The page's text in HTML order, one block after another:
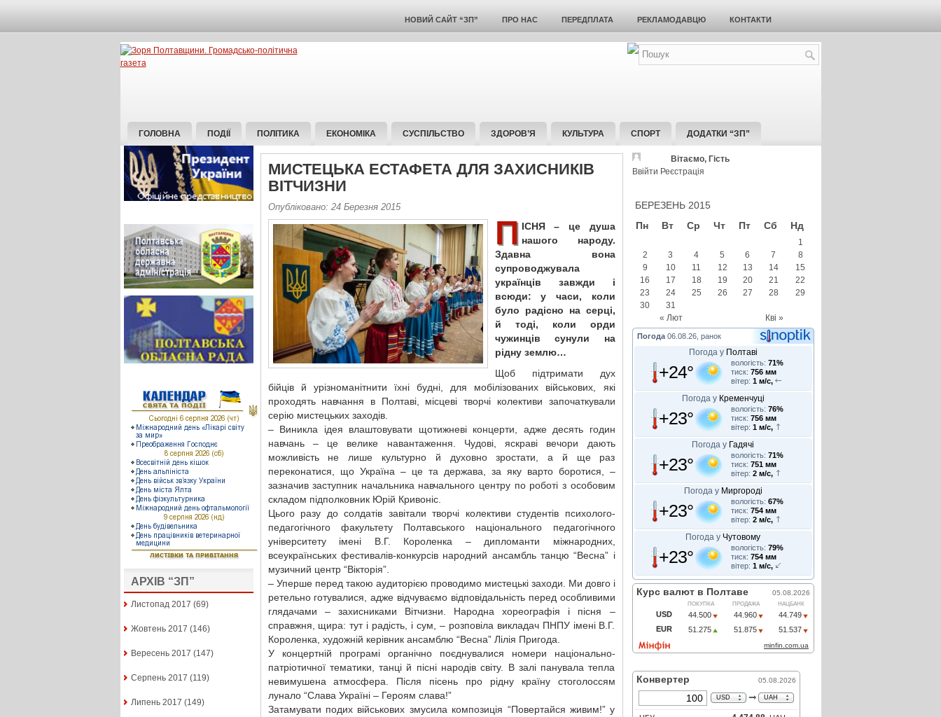
НОВИЙ САЙТ “ЗП” ПРО НАС ПЕРЕДПЛАТА РЕКЛАМОДАВЦЮ КОНТАКТИ
ГОЛОВНА ПОДІЇ ПОЛІТИКА ЕКОНОМІКА СУСПІЛЬСТВО ЗДОРОВ’Я КУЛЬТУРА СПОРТ ДОДАТКИ “ЗП”
АРХІВ “ЗП”
Листопад 2017 (69)
Жовтень 2017 (146)
Вересень 2017 (147)
Серпень 2017 (119)
Липень 2017 (149)
МИСТЕЦЬКА ЕСТАФЕТА ДЛЯ ЗАХИСНИКІВ
ВІТЧИЗНИ
Опубліковано: 24 Березня 2015
П ІСНЯ – це душа
нашого народу.
Здавна вона
супроводжувала
українців завжди і
всюди: у часи, коли
було радісно на серці,
й тоді, коли орди
чужинців сунули на
рідну землю…
Щоб підтримати дух
бійців й урізноманітнити їхні будні, для мобілізованих військових, які
проходять навчання в Полтаві, місцеві творчі колективи започаткували
серію мистецьких заходів.
– Виникла ідея влаштовувати щотижневі концерти, адже десять годин
навчань – це велике навантаження. Чудові, яскраві вечори дають
можливість не лише культурно й духовно зростати, а й ще раз
переконатися, що Україна – це та держава, за яку варто боротися, –
зазначив заступник начальника навчального центру по роботі з особовим
складом підполковник Юрій Кривоніс.
Цього разу до солдатів завітали творчі колективи студентів психолого-
педагогічного факультету Полтавського національного педагогічного
університету імені В.Г. Короленка – дипломанти міжнародних,
всеукраїнських фестивалів-конкурсів народний ансамбль танцю “Весна” і
музичний центр “Вікторія”.
– Уперше перед такою аудиторією проводимо мистецькі заходи. Ми довго і
ретельно готувалися, адже відчуваємо відповідальність перед особливими
глядачами – захисниками Вітчизни. Народна хореографія і пісня –
справжня, щира: тут і радість, і сум, – розповіла викладач ПНПУ імені В.Г.
Короленка, художній керівник ансамблю “Весна” Лілія Пригода.
У концертній програмі органічно поєднувалися номери національно-
патріотичної тематики, танці й пісні народів світу. В залі панувала тепла
невимушена атмосфера. Після пісень про рідну країну стоголоссям
лунало “Слава Україні – Героям слава!”
Затамувати подих військових змусила композиція “Повертайся живим!” у
Вітаємо, Гість
Ввійти Реєстрація
БЕРЕЗЕНЬ 2015
Пн
Вт Ср Чт Пт Сб Нд
« Лют Кві »
1
2
3 4 5 6 7
8
9
10 11 12 13 14
15
16
17 18 19 20 21
22
23
24 25 26 27 28
29
30
31
Погода 06.08.26, ранок
Погода у Полтаві
+24° вологість: 71%
тиск: 756 мм
вітер: 1 м/с,
Погода у Кременчуці
+23° вологість: 76%
тиск: 756 мм
вітер: 1 м/с,
Погода у Гадячі
+23° вологість: 71%
тиск: 751 мм
вітер: 2 м/с,
Погода у Миргороді
+23° вологість: 67%
тиск: 754 мм
вітер: 2 м/с,
Погода у Чутовому
+23° вологість: 79%
тиск: 754 мм
вітер: 1 м/с,